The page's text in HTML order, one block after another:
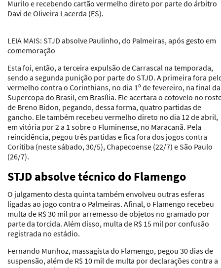
Murilo e recebendo cartão vermelho direto por parte do árbitro
Davi de Oliveira Lacerda (ES).
LEIA MAIS: STJD absolve Paulinho, do Palmeiras, após gesto em
comemoração
Esta foi, então, a terceira expulsão de Carrascal na temporada,
sendo a segunda punição por parte do STJD. A primeira fora
vermelho contra o Corinthians, no dia 1º de fevereiro, na final da
Supercopa do Brasil, em Brasília. Ele acertara o cotovelo no
de Breno Bidon, pegando, dessa forma, quatro partidas de
gancho. Ele também recebeu vermelho direto no dia 12 de abril,
em vitória por 2 a 1 sobre o Fluminense, no Maracanã. Pela
reincidência, pegou três partidas e fica fora dos jogos contra
Coritiba (neste sábado, 30/5), Chapecoense (22/7) e São Paulo
(26/7).
STJD absolve técnico do Flamengo
O julgamento desta quinta também envolveu outras esferas
ligadas ao jogo contra o Palmeiras. Afinal, o Flamengo recebeu
multa de R$ 30 mil por arremesso de objetos no gramado por
parte da torcida. Além disso, multa de R$ 15 mil por confusão
registrada no estádio.
Fernando Munhoz, massagista do Flamengo, pegou 30 dias de
suspensão, além de R$ 10 mil de multa por declarações contra a